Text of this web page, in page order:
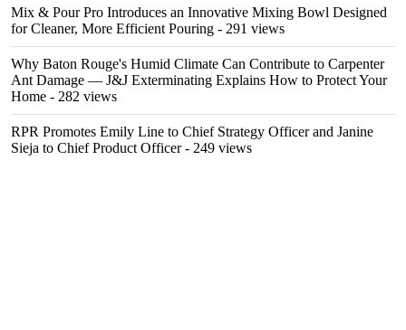
Mix & Pour Pro Introduces an Innovative Mixing Bowl Designed
for Cleaner, More Efficient Pouring - 291 views
Why Baton Rouge's Humid Climate Can Contribute to Carpenter
Ant Damage — J&J Exterminating Explains How to Protect Your
Home - 282 views
RPR Promotes Emily Line to Chief Strategy Officer and Janine
Sieja to Chief Product Officer- 249 views